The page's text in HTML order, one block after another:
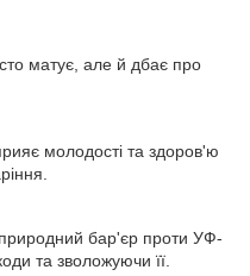
матує, але й дбає про
молодості та здоров'ю
бар'єр проти УФ-
та зволожуючи її.